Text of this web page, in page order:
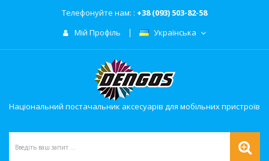
Телефонуйте нам: : +38 (093) 503-82-58
Мій Профіль
Українська
Національний постачальник аксесуарів для мобільних пристроїв